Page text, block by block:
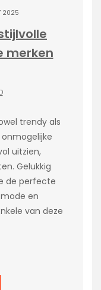
2025
merken
trendy als
uitzien,
Gelukkig
de perfecte
en
van deze